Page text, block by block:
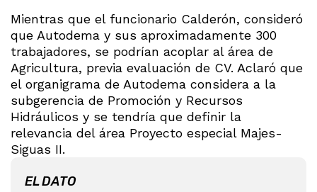
Mientras que el funcionario Calderón, consideró
que Autodema y sus aproximadamente 300
trabajadores, se podrían acoplar al área de
Agricultura, previa evaluación de CV. Aclaró que
el organigrama de Autodema considera a la
subgerencia de Promoción y Recursos
Hidráulicos y se tendría que definir la
relevancia del área Proyecto especial Majes-
Siguas II.
EL DATO